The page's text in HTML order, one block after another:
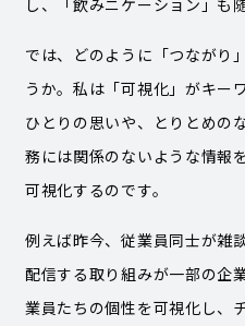
では、どのように「つながり
うか。私は「可視化」がキー
ひとりの思いや、とりとめの
務には関係のないような情報
可視化するのです。
例えば昨今、従業員同士が雑
配信する取り組みが一部の企
業員たちの個性を可視化し、